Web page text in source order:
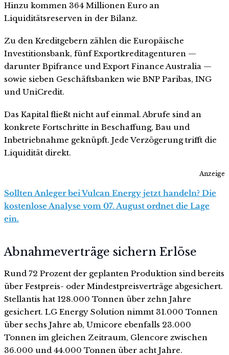
Hinzu kommen 364 Millionen Euro an
Liquiditätsreserven in der Bilanz.
Zu den Kreditgebern zählen die Europäische
Investitionsbank, fünf Exportkreditagenturen —
darunter Bpifrance und Export Finance Australia —
sowie sieben Geschäftsbanken wie BNP Paribas, ING
und UniCredit.
Das Kapital fließt nicht auf einmal. Abrufe sind an
konkrete Fortschritte in Beschaffung, Bau und
Inbetriebnahme geknüpft. Jede Verzögerung trifft die
Liquidität direkt.
Anzeige
Sollten Anleger bei Vulcan Energy jetzt handeln? Die
kostenlose Analyse vom 07. August ordnet die Lage
ein.
Abnahmeverträge sichern Erlöse
Rund 72 Prozent der geplanten Produktion sind bereits
über Festpreis- oder Mindestpreisverträge abgesichert.
Stellantis hat 128.000 Tonnen über zehn Jahre
gesichert. LG Energy Solution nimmt 31.000 Tonnen
über sechs Jahre ab, Umicore ebenfalls 23.000
Tonnen im gleichen Zeitraum, Glencore zwischen
36.000 und 44.000 Tonnen über acht Jahre.